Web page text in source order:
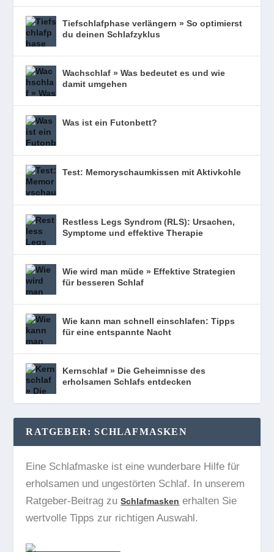
Tiefschlafphase verlängern » So optimierst
du deinen Schlafzyklus
Wachschlaf » Was bedeutet es und wie
damit umgehen
Was ist ein Futonbett?
Test: Memoryschaumkissen mit Aktivkohle
Restless Legs Syndrom (RLS): Ursachen,
Symptome und effektive Therapie
Wie wird man müde » Effektive Strategien
für besseren Schlaf
Wie kann man schnell einschlafen: Tipps
für eine entspannte Nacht
Kernschlaf » Die Geheimnisse des
erholsamen Schlafs entdecken
RATGEBER: SCHLAFMASKEN
Eine Schlafmaske ist eine wunderbare Hilfe für
erholsamen und ungestörten Schlaf. In unserem
Ratgeber-Beitrag zuSchlafmasken erhalten Sie
wertvolle Tipps zur richtigen Auswahl.